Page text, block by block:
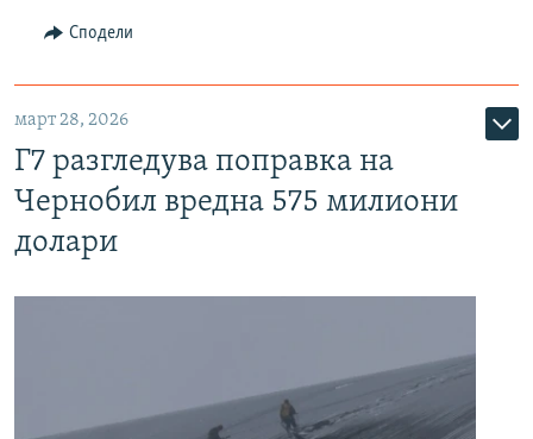
Сподели
март 28, 2026
Г7 разгледува поправка на
Чернобил вредна 575 милиони
долари